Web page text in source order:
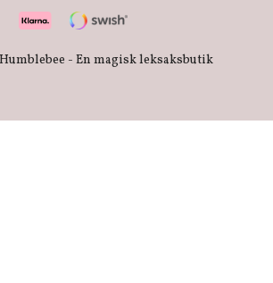
- En magisk leksaksbutik